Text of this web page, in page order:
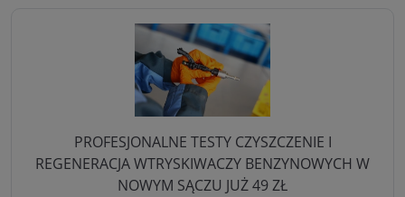
PROFESJONALNE TESTY CZYSZCZENIE I
REGENERACJA WTRYSKIWACZY BENZYNOWYCH W
NOWYM SĄCZU JUŻ 49 ZŁ